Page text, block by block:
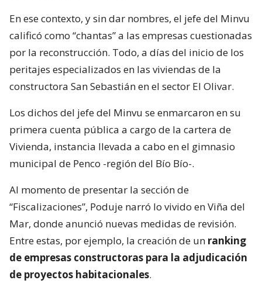
En ese contexto, y sin dar nombres, el jefe del Minvu
calificó como “chantas” a las empresas cuestionadas
por la reconstrucción. Todo, a días del inicio de los
peritajes especializados en las viviendas de la
constructora San Sebastián en el sector El Olivar.
Los dichos del jefe del Minvu se enmarcaron en su
primera cuenta pública a cargo de la cartera de
Vivienda, instancia llevada a cabo en el gimnasio
municipal de Penco -región del Bío Bío-.
Al momento de presentar la sección de
“Fiscalizaciones”, Poduje narró lo vivido en Viña del
Mar, donde anunció nuevas medidas de revisión.
Entre estas, por ejemplo, la creación de un ranking
de empresas constructoras para la adjudicación
de proyectos habitacionales.